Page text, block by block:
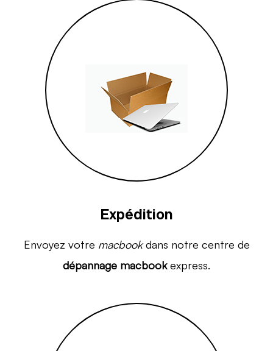
Expédition
Envoyez votre macbookdans notre centre de
dépannage macbookexpress.